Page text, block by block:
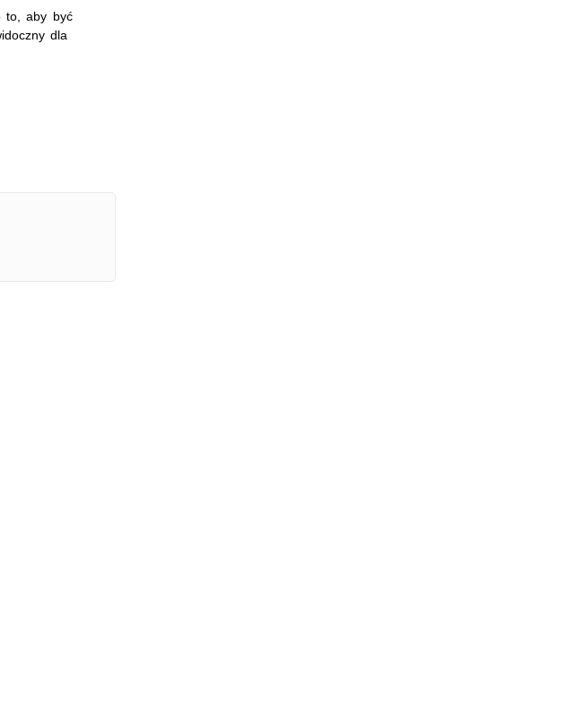
to, aby być
dla